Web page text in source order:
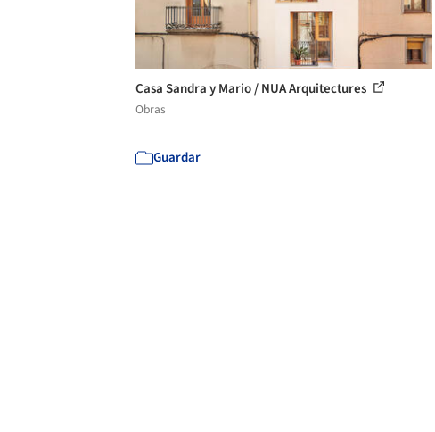
Casa Sandra y Mario / NUA Arquitectures
Obras
Guardar